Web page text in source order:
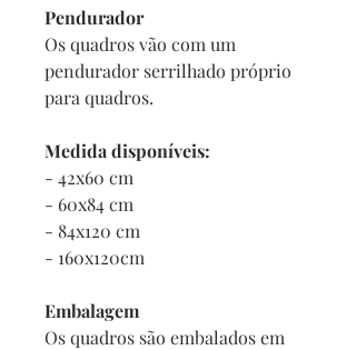
Pendurador
Os quadros vão com um
pendurador serrilhado próprio
para quadros.
Medida disponíveis:
- 42x60 cm
- 60x84 cm
- 84x120 cm
- 160x120cm
Embalagem
Os quadros são embalados em